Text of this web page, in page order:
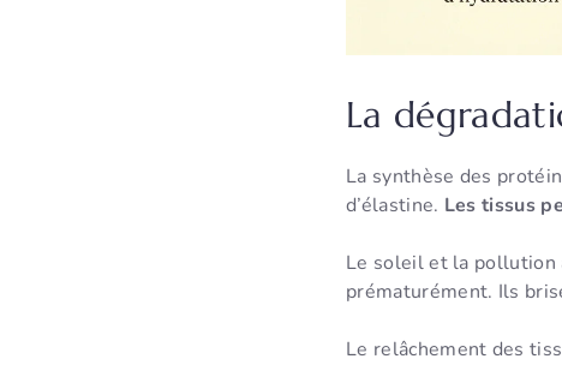
La
La synthèse des
d’élastine. Les tissus
Le soleil et la pollution
prématurément. Ils
Le relâchement des